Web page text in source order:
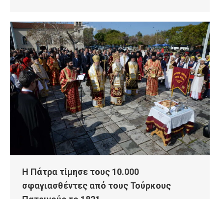
Η Πάτρα τίμησε τους 10.000
σφαγιασθέντες από τους Τούρκους